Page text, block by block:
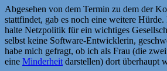
Abgesehen von dem Termin zu dem der
stattfindet, gab es noch eine weitere
halte Netzpolitik für ein wichtiges
selbst keine Software-Entwicklerin,
habe mich gefragt, ob ich als Frau (die
eine Minderheit darstellen) dort überhaupt